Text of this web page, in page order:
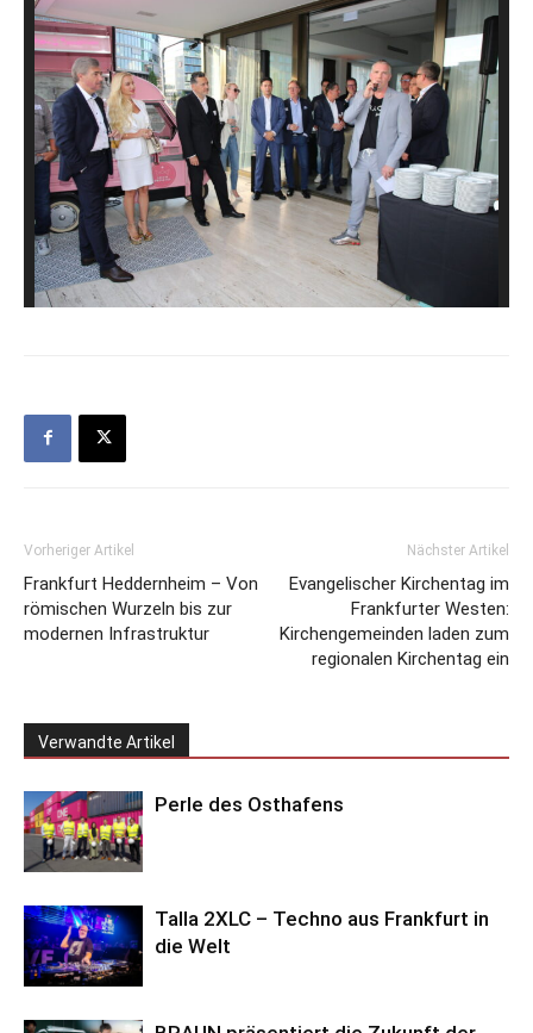
Vorheriger Artikel
Frankfurt Heddernheim – Von
römischen Wurzeln bis zur
modernen Infrastruktur
Nächster Artikel
Evangelischer Kirchentag im
Frankfurter Westen:
Kirchengemeinden laden zum
regionalen Kirchentag ein
Verwandte Artikel
Perle des Osthafens
Talla 2XLC – Techno aus Frankfurt in
die Welt